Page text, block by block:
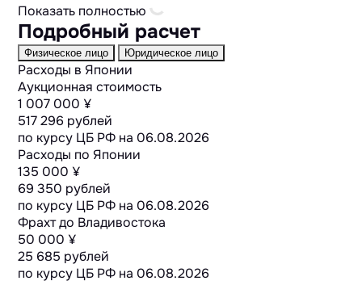
Показать полностью
Подробный расчет
Физическое лицо Юридическое лицо
Расходы в Японии
Аукционная стоимость
1 007 000 ¥
517 296 рублей
по курсу ЦБ РФ на 06.08.2026
Расходы по Японии
135 000 ¥
69 350 рублей
по курсу ЦБ РФ на 06.08.2026
Фрахт до Владивостока
50 000 ¥
25 685 рублей
по курсу ЦБ РФ на 06.08.2026